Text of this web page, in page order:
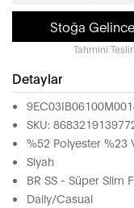
Stoğa
Tahmini
Detaylar
SKU:
%52 Polyester %23
Siyah
BR SS - Süper Slim
Daily/Casual